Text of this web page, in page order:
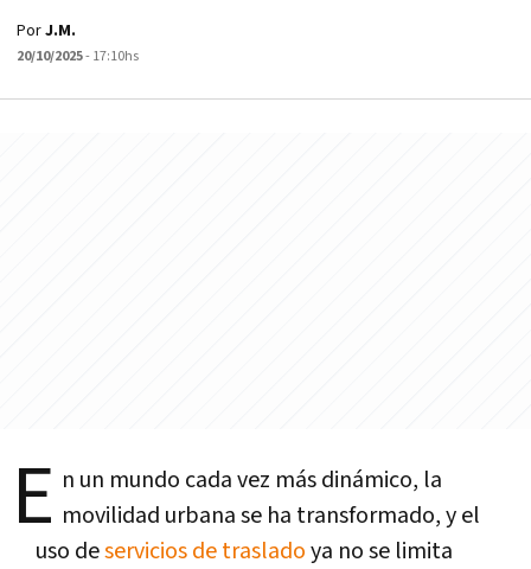
PorJ.M.
20/10/2025- 17:10hs
E n un mundo cada vez más dinámico, la
movilidad urbana se ha transformado, y el
uso deservicios de trasladoya no se limita